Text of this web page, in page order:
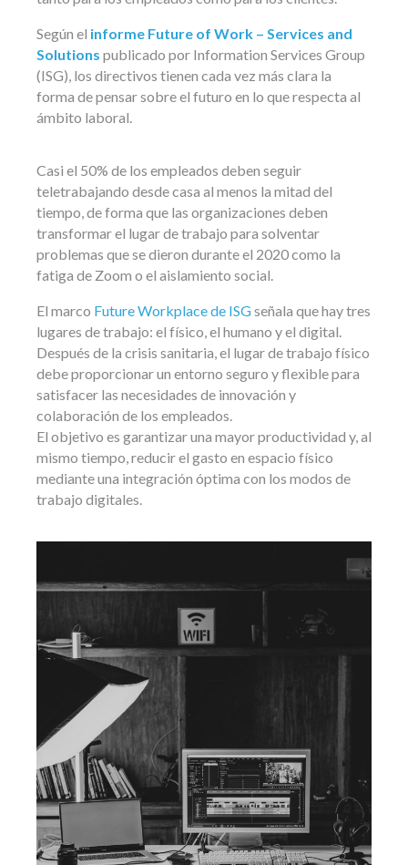
Según el informe Future of Work – Services and
Solutions publicado por Information Services Group
(ISG), los directivos tienen cada vez más clara la
forma de pensar sobre el futuro en lo que respecta al
ámbito laboral.
Casi el 50% de los empleados deben seguir
teletrabajando desde casa al menos la mitad del
tiempo, de forma que las organizaciones deben
transformar el lugar de trabajo para solventar
problemas que se dieron durante el 2020 como la
fatiga de Zoom o el aislamiento social.
El marco Future Workplace de ISGseñala que hay tres
lugares de trabajo: el físico, el humano y el digital.
Después de la crisis sanitaria, el lugar de trabajo físico
debe proporcionar un entorno seguro y flexible para
satisfacer las necesidades de innovación y
colaboración de los empleados.
El objetivo es garantizar una mayor productividad y, al
mismo tiempo, reducir el gasto en espacio físico
mediante una integración óptima con los modos de
trabajo digitales.